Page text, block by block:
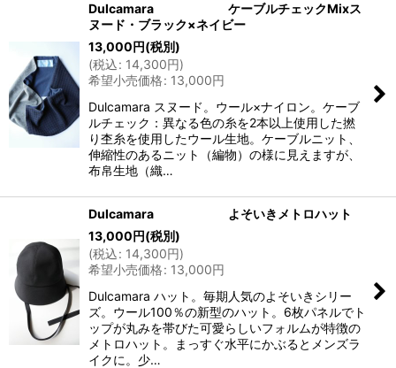
Dulcamara ケーブルチェックMixス
ヌード・ブラック×ネイビー
13,000円(税別)
(税込: 14,300円)
希望小売価格: 13,000円
Dulcamara スヌード。ウール×ナイロン。ケーブ
ルチェック：異なる色の糸を2本以上使用した撚
り杢糸を使用したウール生地。ケーブルニット、
伸縮性のあるニット（編物）の様に見えますが、
布帛生地（織…
Dulcamara よそいきメトロハット
13,000円(税別)
(税込: 14,300円)
希望小売価格: 13,000円
Dulcamara ハット。毎期人気のよそいきシリー
ズ。ウール100％の新型のハット。6枚パネルでト
ップが丸みを帯びた可愛らしいフォルムが特徴の
メトロハット。まっすぐ水平にかぶるとメンズラ
イクに。少…